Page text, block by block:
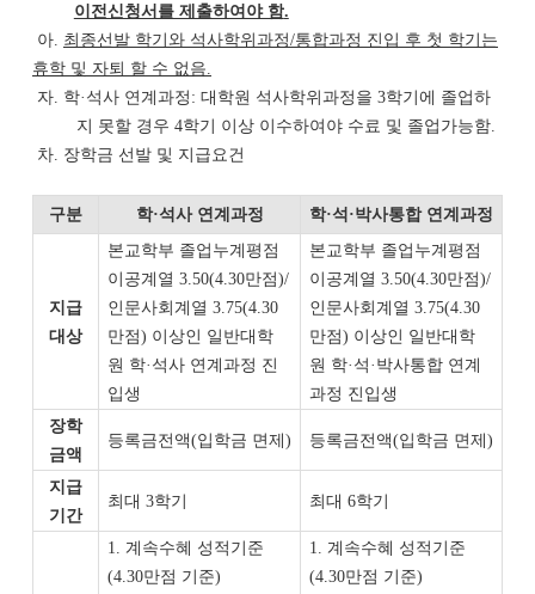
이전신청서를 제출하여야 함.
아 최종선발 학기와 석사학위과정/통합과정 진입 후 첫 학기는
휴학 및 자퇴 할 수 없음
자 학· 석사 연계과정 : 대학원 석사학위과정을 3학기에 졸업하
지 못할 경우4학기 이상 이수하여야 수료 및 졸업가능함
차 장학금 선발 및 지급요건
구분 학·석사 연계과정 학·석 ·박사통합 연계과정
지급
대상
본교학부 졸업누계평점
이공계열 3.50(4.30만점)/
인문사회계열 3.75(4.30
만점) 이상인 일반대학
원 학· 석사 연계과정 진
입생
본교학부 졸업누계평점
이공계열 3.50(4.30만점)/
인문사회계열 3.75(4.30
만점) 이상인 일반대학
원 학· 석 · 박사통합 연계
과정 진입생
장학
금액
등록금전액(입학금 면제) 등록금전액(입학금 면제)
지급
기간
최대 3학기 최대 6학기
1. 계속수혜 성적기준
(4.30만점 기준)
1. 계속수혜 성적기준
(4.30만점 기준)